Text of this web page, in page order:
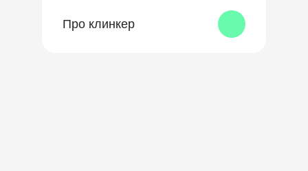
Про клинкер